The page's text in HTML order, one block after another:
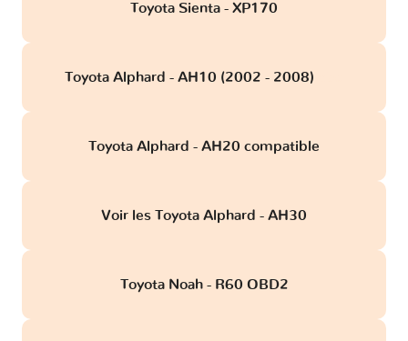
Toyota Sienta - XP170
Toyota Alphard - AH10 (2002 - 2008)
Toyota Alphard - AH20 compatible
Voir les Toyota Alphard - AH30
Toyota Noah - R60 OBD2